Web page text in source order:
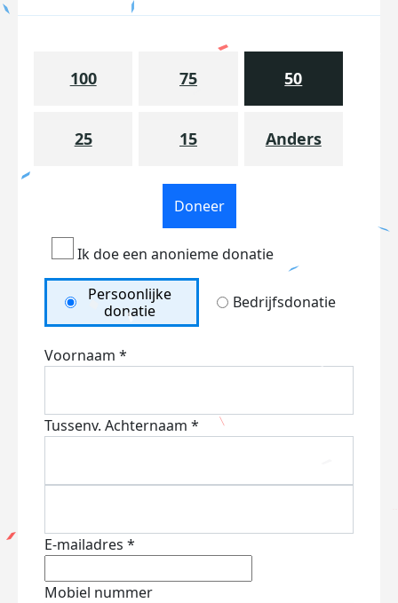
100 75 50
25 15 Anders
Doneer
Ik doe een anonieme donatie
Persoonlijke
donatie
Bedrijfsdonatie
Voornaam *
Tussenv. Achternaam *
E-mailadres *
Mobiel nummer